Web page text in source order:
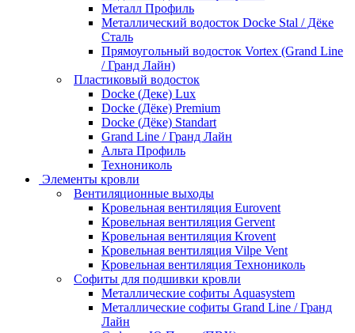
Металл Профиль
Металлический водосток Docke Stal / Дёке
Сталь
Прямоугольный водосток Vortex (Grand Line
/ Гранд Лайн)
Пластиковый водосток
Docke (Деке) Lux
Docke (Дёке) Premium
Docke (Дёке) Standart
Grand Line / Гранд Лайн
Альта Профиль
Технониколь
Элементы кровли
Вентиляционные выходы
Кровельная вентиляция Eurovent
Кровельная вентиляция Gervent
Кровельная вентиляция Krovent
Кровельная вентиляция Vilpe Vent
Кровельная вентиляция Технониколь
Cофиты для подшивки кровли
Металлические софиты Aquasystem
Металлические софиты Grand Line / Гранд
Лайн